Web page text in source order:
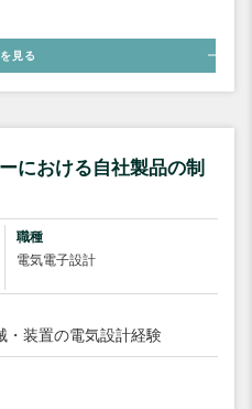
見る
における自社製品の制
職種
電気電子設計
・装置の電気設計経験